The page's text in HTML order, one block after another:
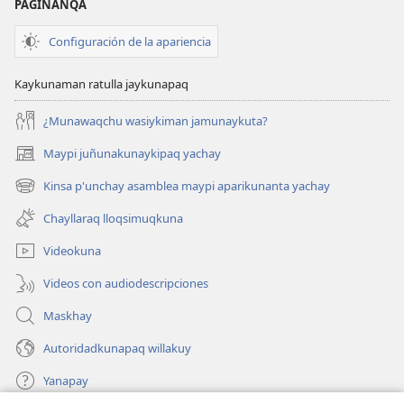
PAGINANQA
Configuración de la apariencia
Kaykunaman ratulla jaykunapaq
¿Munawaqchu wasiykiman jamunaykuta?
Maypi juñunakunaykipaq yachay
(abre
una
nueva
ventana)
Kinsa p'unchay asamblea maypi aparikunanta yachay
(abre
una
nueva
ventana)
Chayllaraq lloqsimuqkuna
Videokuna
Videos con audiodescripciones
Maskhay
Autoridadkunapaq willakuy
Yanapay